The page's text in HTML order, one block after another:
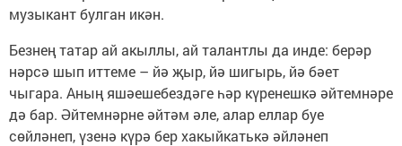
музыкант булган икән.
Безнең татар ай акыллы, ай талантлы да инде: берәр
нәрсә шып иттеме – йә җыр, йә шигырь, йә бәет
чыгара. Аның яшәешебездәге һәр күренешкә әйтемнәре
дә бар. Әйтемнәрне әйтәм әле, алар еллар буе
сөйләнеп, үзенә күрә бер хакыйкатькә әйләнеп